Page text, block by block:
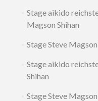
Stage aikido
Magson Shihan
Stage Steve
Stage aikido
Shihan
Stage Steve